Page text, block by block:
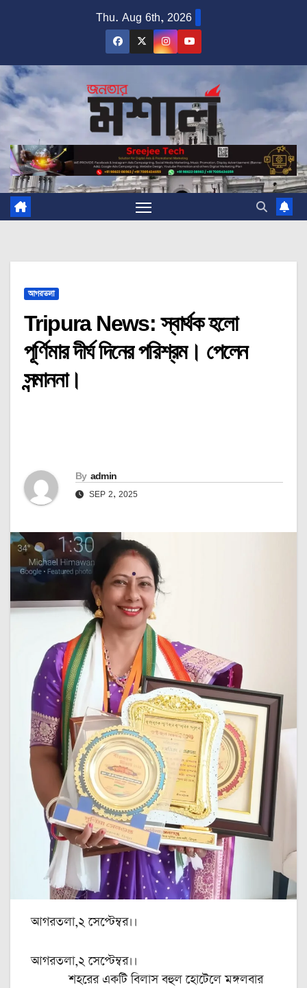
Thu. Aug 6th, 2026
আগরতলা
Tripura News: স্বার্থক হলো
পূর্ণিমার দীর্ঘ দিনের পরিশ্রম। পেলেন
সন্মাননা।
By admin
SEP 2, 2025
আগরতলা,২ সেপ্টেম্বর।।
আগরতলা,২ সেপ্টেম্বর।।
শহরের একটি বিলাস বহুল হোটেলে মঙ্গলবার